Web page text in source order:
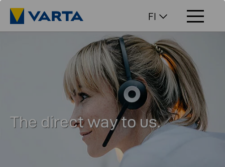
FI
The direct way to us.